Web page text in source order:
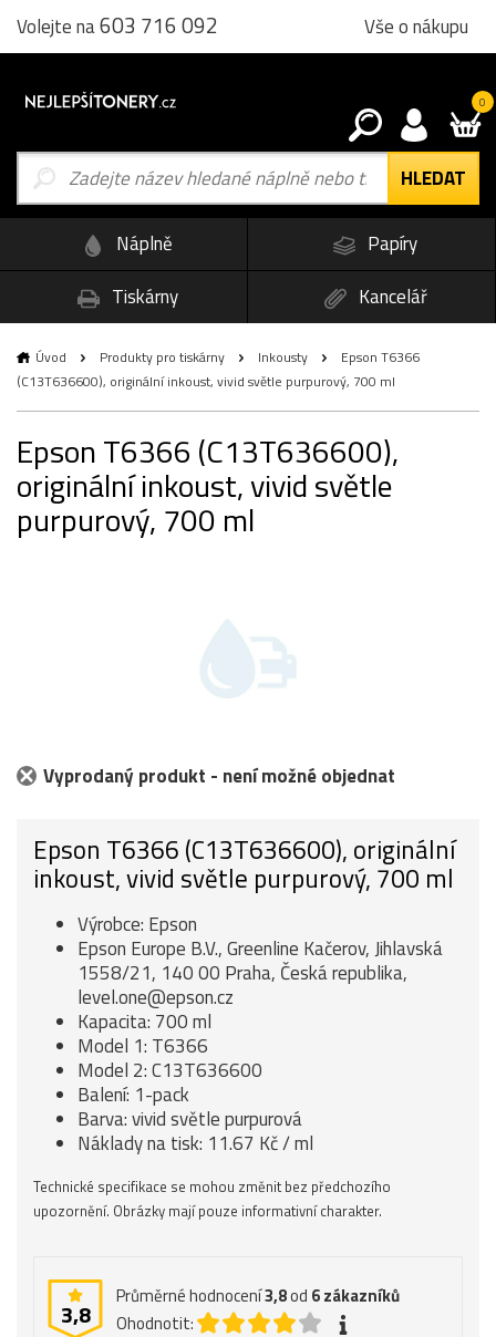
Volejte na603 716 092 Vše o nákupu
0
Náplně
Papíry
Tiskárny
Kancelář
Úvod Produkty pro tiskárny Inkousty
Epson T6366
(C13T636600), originální inkoust, vivid světle purpurový, 700 ml
Epson T6366 (C13T636600),
originální inkoust, vivid světle
purpurový, 700 ml
Vyprodaný produkt - není možné objednat
Epson T6366 (C13T636600), originální
inkoust, vivid světle purpurový, 700 ml
Výrobce: Epson
Epson Europe B.V., Greenline Kačerov, Jihlavská
1558/21, 140 00 Praha, Česká republika,
level.one@epson.cz
Kapacita: 700 ml
Model 1: T6366
Model 2: C13T636600
Balení: 1-pack
Barva: vivid světle purpurová
Náklady na tisk: 11.67 Kč / ml
Technické specifikace se mohou změnit bez předchozího
upozornění. Obrázky mají pouze informativní charakter.
3,8
Průměrné hodnocení3,8od 6zákazníků
Ohodnotit: